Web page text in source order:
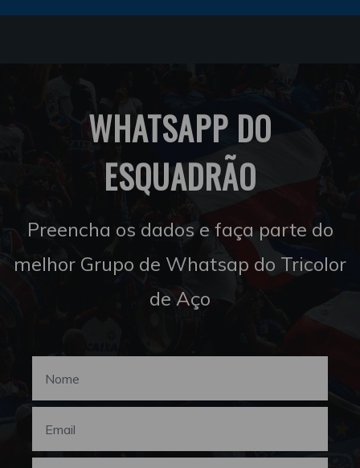
WHATSAPP DO
ESQUADRÃO
Preencha os dados e faça parte do
melhor Grupo de Whatsap do Tricolor
de Aço